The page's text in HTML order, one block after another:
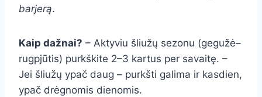
barjerą.
Kaip dažnai? – Aktyviu šliužų sezonu (gegužė–
rugpjūtis) purkškite 2–3 kartus per savaitę. –
Jei šliužų ypač daug – purkšti galima ir kasdien,
ypač drėgnomis dienomis.